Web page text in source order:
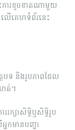
ារខូចខាតណាមួយ
ើគេហទំព័រនេះ
បទ និងរូបភាពដែល
ាត់។
ក្សាសិទ្ធិ​ឬ​សិទ្ធិរូប
កមានបញ្ហា